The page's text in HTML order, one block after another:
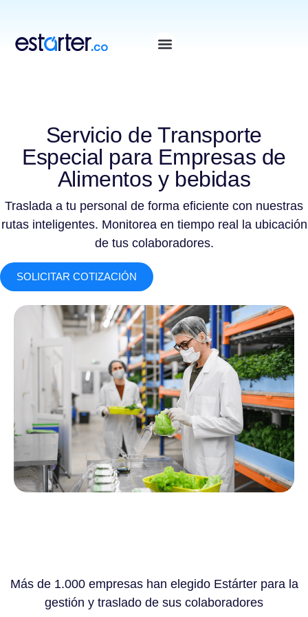
Servicio de Transporte
Especial para Empresas de
Alimentos y bebidas
Traslada a tu personal de forma eficiente con nuestras
rutas inteligentes. Monitorea en tiempo real la ubicación
de tus colaboradores.
SOLICITAR COTIZACIÓN
Más de 1.000 empresas han elegido Estárter para la
gestión y traslado de sus colaboradores